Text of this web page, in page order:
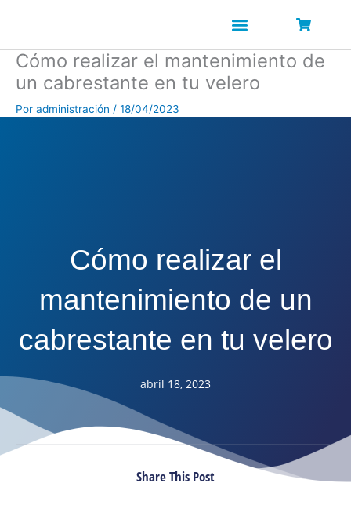
Cómo realizar el mantenimiento de
un cabrestante en tu velero
Por administración / 18/04/2023
Cómo realizar el
mantenimiento de un
cabrestante en tu velero
abril 18, 2023
Share This Post